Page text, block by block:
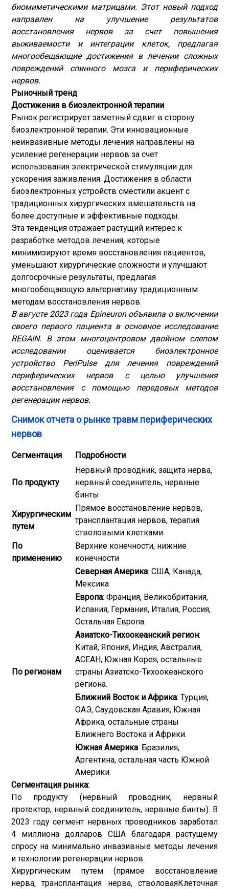
биомиметическими матрицами. Этот новый подход
направлен на улучшение результатов
восстановления нервов за счет повышения
выживаемости и интеграции клеток, предлагая
многообещающие достижения в лечении сложных
повреждений спинного мозга и периферических
нервов.
Рыночный тренд
Достижения в биоэлектронной терапии
Рынок регистрирует заметный сдвиг в сторону
биоэлектронной терапии. Эти инновационные
неинвазивные методы лечения направлены на
усиление регенерации нервов за счет
использования электрической стимуляции для
ускорения заживления. Достижения в области
биоэлектронных устройств сместили акцент с
традиционных хирургических вмешательств на
более доступные и эффективные подходы.
Эта тенденция отражает растущий интерес к
разработке методов лечения, которые
минимизируют время восстановления пациентов,
уменьшают хирургические сложности и улучшают
долгосрочные результаты, предлагая
многообещающую альтернативу традиционным
методам восстановления нервов.
В августе 2023 года Epineuron объявила о включении
своего первого пациента в основное исследование
REGAIN. В этом многоцентровом двойном слепом
исследовании оценивается биоэлектронное
устройство PeriPulse для лечения повреждений
периферических нервов с целью улучшения
восстановления с помощью передовых методов
регенерации нервов.
Снимок отчета о рынке травм периферических
нервов
Сегментация Подробности
По продукту
Нервный проводник, защита нерва,
нервный соединитель, нервные
бинты
Хирургическим
путем
Прямое восстановление нервов,
трансплантация нервов, терапия
стволовыми клетками
По
применению
Верхние конечности, нижние
конечности
По регионам
Северная Америка: США, Канада,
Мексика
Европа: Франция, Великобритания,
Испания, Германия, Италия, Россия,
Остальная Европа.
Азиатско-Тихоокеанский регион:
Китай, Япония, Индия, Австралия,
АСЕАН, Южная Корея, остальные
страны Азиатско-Тихоокеанского
региона.
Ближний Восток и Африка: Турция,
ОАЭ, Саудовская Аравия, Южная
Африка, остальные страны
Ближнего Востока и Африки.
Южная Америка: Бразилия,
Аргентина, остальная часть Южной
Америки.
Сегментация рынка:
По продукту (нервный проводник, нервный
протектор, нервный соединитель, нервные бинты). В
2023 году сегмент нервных проводников заработал
4 миллиона долларов США благодаря растущему
спросу на минимально инвазивные методы лечения
и технологии регенерации нервов.
Хирургическим путем (прямое восстановление
нерва, трансплантация нерва, стволоваяКлеточная